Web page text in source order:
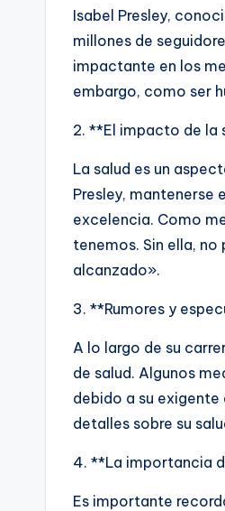
Isabel Presley,
millones de
impactante en los
embargo, como ser
2. **El impacto de la
La salud es un
Presley, mantenerse
excelencia. Como
tenemos. Sin ella,
alcanzado».
3. **Rumores y
A lo largo de su
de salud. Algunos
debido a su
detalles sobre su
4. **La importancia
Es importante